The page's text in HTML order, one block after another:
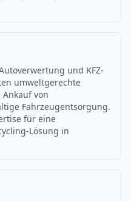
und KFZ-
umweltgerechte
von
Fahrzeugentsorgung.
für eine
Lösung in